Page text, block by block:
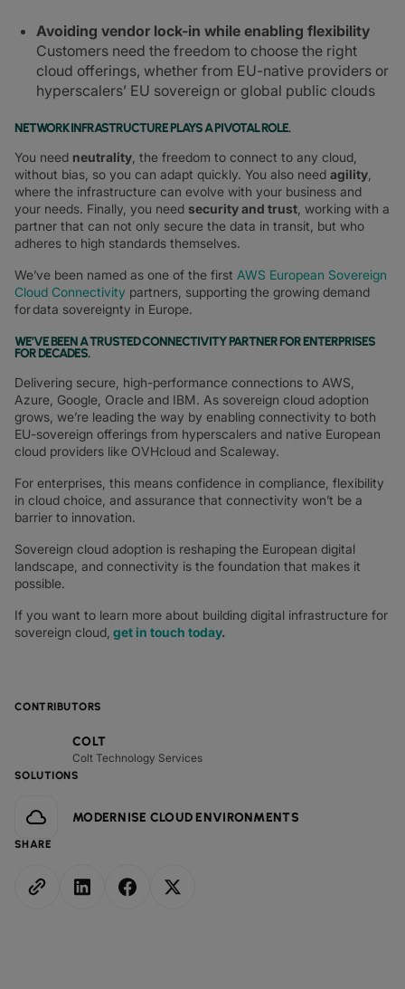
CONTRIBUTORS
COLT
Colt Technology Services
SOLUTIONS
MODERNISE CLOUD ENVIRONMENTS
SHARE
Avoiding vendor lock-in while enabling flexibility
Customers need the freedom to choose the right
cloud offerings, whether from EU-native providers or
hyperscalers’ EU sovereign or global public clouds
NETWORK INFRASTRUCTURE PLAYS A PIVOTAL ROLE.
You need neutrality, the freedom to connect to any cloud,
without bias, so you can adapt quickly. You also need agility,
where the infrastructure can evolve with your business and
your needs. Finally, you need security and trust, working with a
partner that can not only secure the data in transit, but who
adheres to high standards themselves.
We’ve been named as one of the first AWS European Sovereign
Cloud Connectivity partners, supporting the growing demand
for data sovereignty in Europe.
WE’VE BEEN A TRUSTED CONNECTIVITY PARTNER FOR ENTERPRISES
FOR DECADES.
Delivering secure, high-performance connections to AWS,
Azure, Google, Oracle and IBM. As sovereign cloud adoption
grows, we’re leading the way by enabling connectivity to both
EU-sovereign offerings from hyperscalers and native European
cloud providers like OVHcloud and Scaleway.
For enterprises, this means confidence in compliance, flexibility
in cloud choice, and assurance that connectivity won’t be a
barrier to innovation.
Sovereign cloud adoption is reshaping the European digital
landscape, and connectivity is the foundation that makes it
possible.
If you want to learn more about building digital infrastructure for
sovereign cloud, get in touch today.